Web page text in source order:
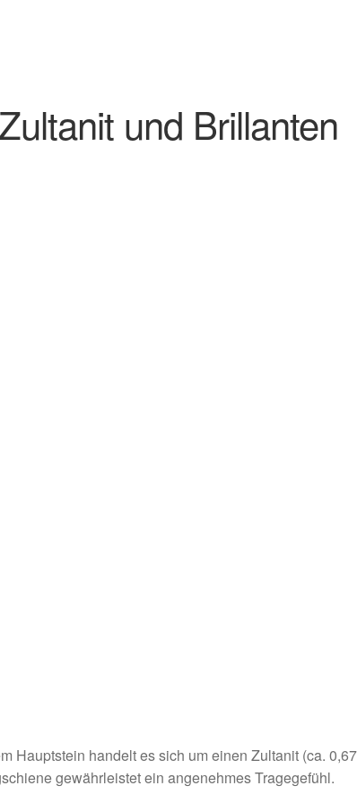
und Brillanten
Hauptstein handelt es sich um einen Zultanit (ca. 0,67
gewährleistet ein angenehmes Tragegefühl.